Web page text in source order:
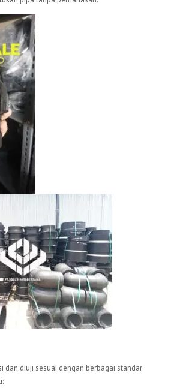
dan diuji sesuai dengan berbagai standar